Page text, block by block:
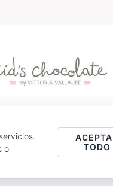
o
TODO